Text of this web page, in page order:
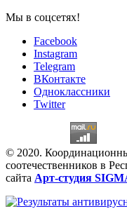
Мы в соцсетях!
Facebook
Instagram
Telegram
ВКонтакте
Одноклассники
Twitter
© 2020.
соотечественников в
сайта Арт-студия